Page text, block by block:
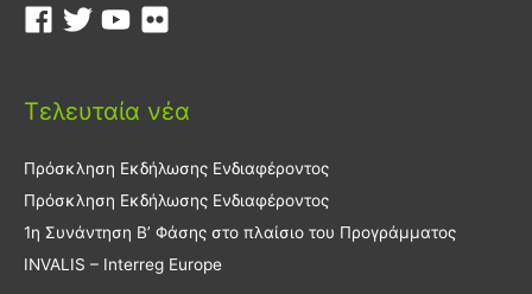
Τελευταία νέα
Πρόσκληση Εκδήλωσης Ενδιαφέροντος
Πρόσκληση Εκδήλωσης Ενδιαφέροντος
1η Συνάντηση Β’ Φάσης στο πλαίσιο του Προγράμματος
INVALIS – Interreg Europe